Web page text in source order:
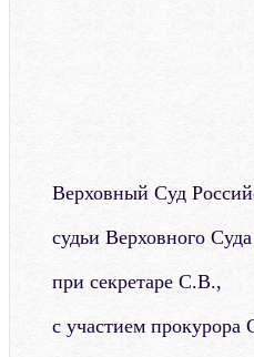
Верховный Суд
судьи Верховного
при секретаре С.В.,
с участием прокурора